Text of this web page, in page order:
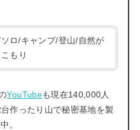
ロ/キャンプ/登山/自然が
もり
YouTubeも現在140,000人
作ったり山で秘密基地を製
。